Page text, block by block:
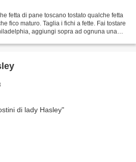
fetta di pane toscano tostato qualche fetta
fico maturo. Taglia i fichi a fette. Fai tostare
aggiungi sopra ad ognuna una